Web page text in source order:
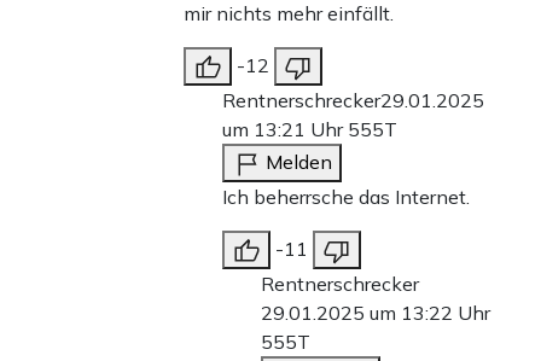
mir nichts mehr einfällt.
-12
Rentnerschrecker29.01.2025
um 13:21 Uhr 555T
Melden
Ich beherrsche das Internet.
-11
Rentnerschrecker
29.01.2025 um 13:22 Uhr
555T